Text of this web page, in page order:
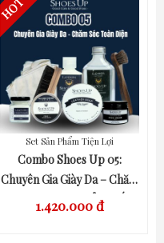
QUICK VIEW
Set Sản Phẩm Tiện Lợi
Combo Shoes Up 05:
Chuyên Gia Giày Da – Chăm
Sóc Toàn Diện, Đẳng Cấp
1.420.000 đ